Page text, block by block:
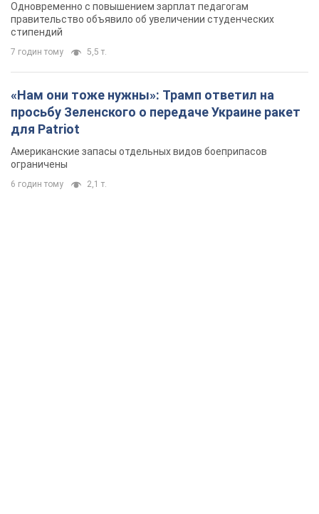
Одновременно с повышением зарплат педагогам
правительство объявило об увеличении студенческих
стипендий
7 годин тому 5,5 т.
«Нам они тоже нужны»: Трамп ответил на
просьбу Зеленского о передаче Украине ракет
для Patriot
Американские запасы отдельных видов боеприпасов
ограничены
6 годин тому 2,1 т.